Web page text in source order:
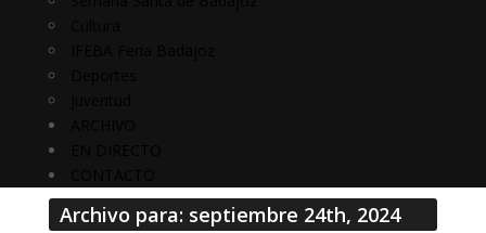
Archivo para: septiembre 24th, 2024